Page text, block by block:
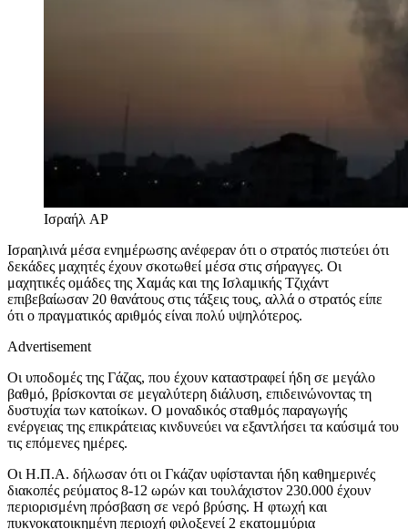
Ισραήλ AP
Ισραηλινά μέσα ενημέρωσης ανέφεραν ότι ο στρατός πιστεύει ότι
δεκάδες μαχητές έχουν σκοτωθεί μέσα στις σήραγγες. Οι
μαχητικές ομάδες της Χαμάς και της Ισλαμικής Τζιχάντ
επιβεβαίωσαν 20 θανάτους στις τάξεις τους, αλλά ο στρατός είπε
ότι ο πραγματικός αριθμός είναι πολύ υψηλότερος.
Advertisement
Οι υποδομές της Γάζας, που έχουν καταστραφεί ήδη σε μεγάλο
βαθμό, βρίσκονται σε μεγαλύτερη διάλυση, επιδεινώνοντας τη
δυστυχία των κατοίκων. Ο μοναδικός σταθμός παραγωγής
ενέργειας της επικράτειας κινδυνεύει να εξαντλήσει τα καύσιμά του
τις επόμενες ημέρες.
Οι Η.Π.Α. δήλωσαν ότι οι Γκάζαν υφίστανται ήδη καθημερινές
διακοπές ρεύματος 8-12 ωρών και τουλάχιστον 230.000 έχουν
περιορισμένη πρόσβαση σε νερό βρύσης. Η φτωχή και
πυκνοκατοικημένη περιοχή φιλοξενεί 2 εκατομμύρια